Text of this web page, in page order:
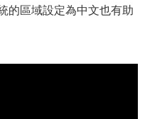
的區域設定為中文也有助